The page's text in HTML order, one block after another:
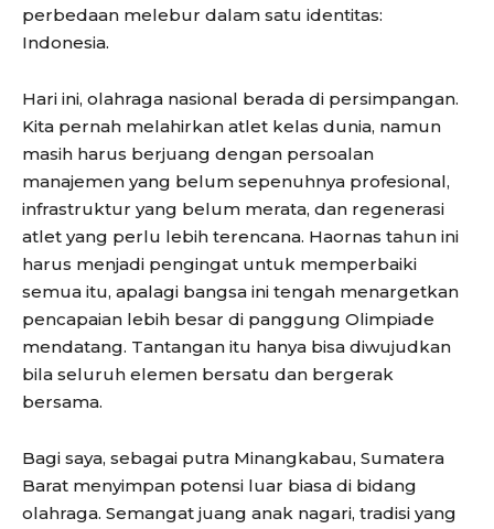
perbedaan melebur dalam satu identitas:
Indonesia.
Hari ini, olahraga nasional berada di persimpangan.
Kita pernah melahirkan atlet kelas dunia, namun
masih harus berjuang dengan persoalan
manajemen yang belum sepenuhnya profesional,
infrastruktur yang belum merata, dan regenerasi
atlet yang perlu lebih terencana. Haornas tahun ini
harus menjadi pengingat untuk memperbaiki
semua itu, apalagi bangsa ini tengah menargetkan
pencapaian lebih besar di panggung Olimpiade
mendatang. Tantangan itu hanya bisa diwujudkan
bila seluruh elemen bersatu dan bergerak
bersama.
Bagi saya, sebagai putra Minangkabau, Sumatera
Barat menyimpan potensi luar biasa di bidang
olahraga. Semangat juang anak nagari, tradisi yang